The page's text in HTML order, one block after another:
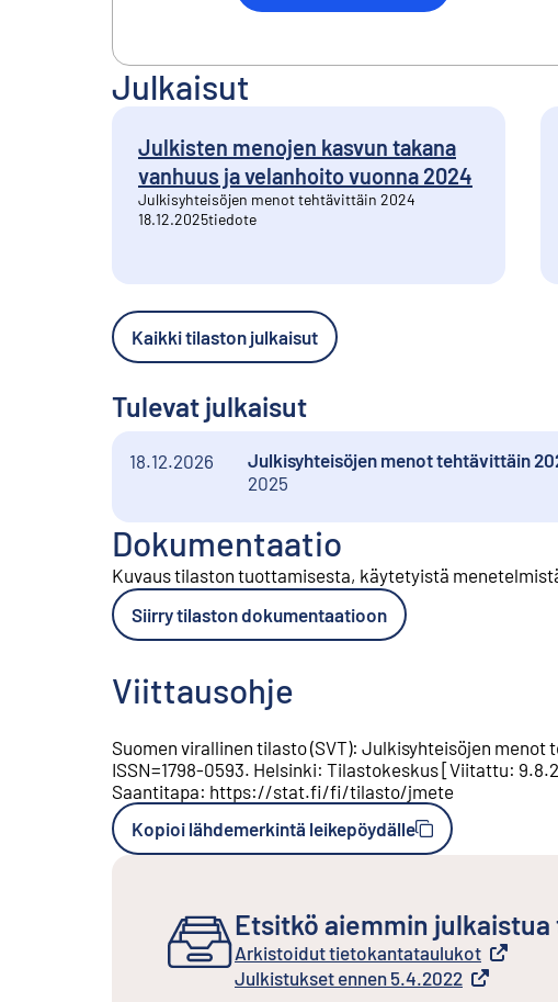
Julkaisut
Julkisten menojen kasvun takana
vanhuus ja velanhoito vuonna 2024
Julkisyhteisöjen menot tehtävittäin 2024
18.12.2025tiedote
Kaikki tilaston julkaisut
Tulevat julkaisut
18.12.2026
Julkisyhteisöjen menot tehtävittäin
2025
Dokumentaatio
Kuvaus tilaston tuottamisesta, käytetyistä
Siirry tilaston dokumentaatioon
Viittausohje
Suomen virallinen tilasto (SVT): Julkisyhteisöjen menot
ISSN=1798-0593. Helsinki: Tilastokeskus[Viitattu:
Saantitapa: https://stat.fi/fi/tilasto/jmete
Kopioi lähdemerkintä leikepöydälle
Etsitkö aiemmin
Arkistoidut tietokantataulukot
Ulkoinen linkki
Julkistukset ennen 5.4.2022
Ulkoinen linkki